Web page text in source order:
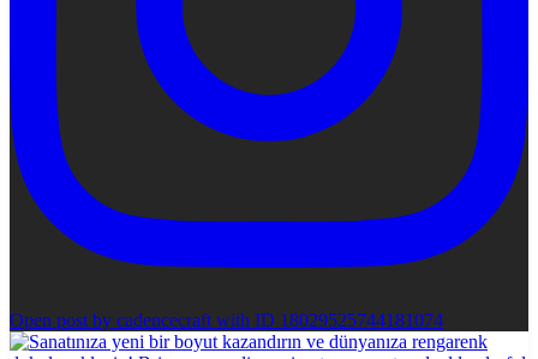
Open post by cadencecraft with ID 18029525744181074